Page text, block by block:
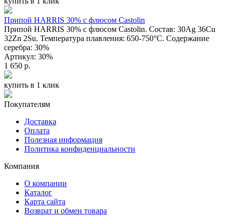
Припой HARRIS 30% с флюсом Castolin
Припой HARRIS 30% с флюсом Castolin. Состав: 30Ag 36Cu
32Zn 2Su. Температура плавления: 650-750°С. Содержание
серебра: 30%
Артикул: 30%
1 650 р.
купить в 1 клик
Покупателям
Доставка
Оплата
Полезная информация
Политика конфиденциальности
Компания
О компании
Каталог
Карта сайта
Возврат и обмен товара